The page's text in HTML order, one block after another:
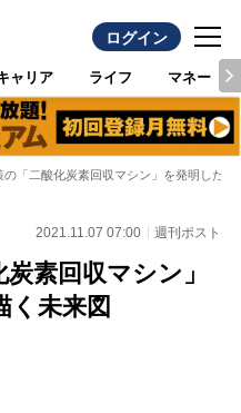
ログイン
ャリア ライフ マネー
の「二酸化炭素回収マシン」を発明した東
2021.11.07 07:00 週刊ポスト
素回収マシン」
く未来図